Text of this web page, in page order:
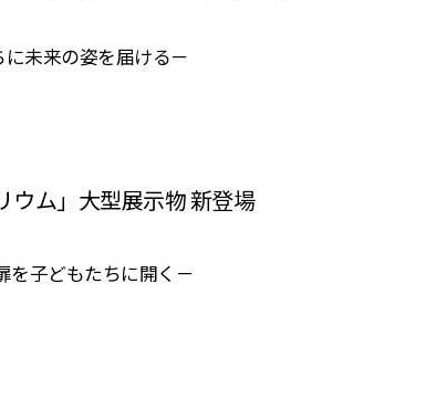
未来の姿を届ける－
ウム」大型展示物 新登場
子どもたちに開く－